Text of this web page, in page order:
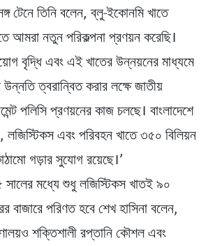
টেনে তিনি বলেন, ব্লু-ইকোনমি খাতে
আমরা নতুন পরিকল্পনা প্রণয়ন করেছি।
বৃদ্ধি এবং এই খাতের উন্নয়নের মাধ্যমে
ত্বরান্বিত করার লক্ষে জাতীয়
পলিসি প্রণয়নের কাজ চলছে। বাংলাদেশে
লজিস্টিকস এবং পরিবহন খাতে ৩৫০ বিলিয়ন
গড়ার সুযোগ রয়েছে।’
মধ্যে শুধু লজিস্টিকস খাতই ৯০
বাজারে পরিণত হবে শেখ হাসিনা বলেন,
শক্তিশালী রপ্তানি কৌশল এবং